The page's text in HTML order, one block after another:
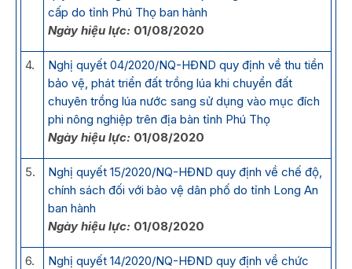
cấp do tỉnh Phú Thọ ban hành
Ngày hiệu lực: 01/08/2020
4.
Nghị quyết 04/2020/NQ-HĐND quy định về thu tiền
bảo vệ, phát triển đất trồng lúa khi chuyển đất
chuyên trồng lúa nước sang sử dụng vào mục đích
phi nông nghiệp trên địa bàn tỉnh Phú Thọ
Ngày hiệu lực: 01/08/2020
5.
Nghị quyết 15/2020/NQ-HĐND quy định về chế độ,
chính sách đối với bảo vệ dân phố do tỉnh Long An
ban hành
Ngày hiệu lực: 01/08/2020
6.
Nghị quyết 14/2020/NQ-HĐND quy định về chức